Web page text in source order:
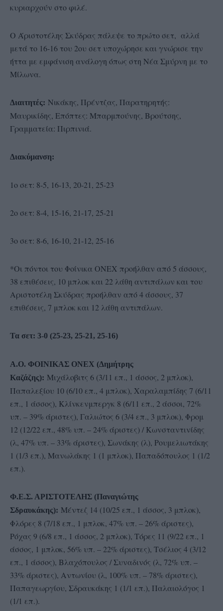
κυριαρχούν στο φιλέ.
Ο Άριστοτέλης Σκύδρας πάλεψε το πρώτο σετ, αλλά
μετά το 16-16 του 2ου σετ υποχώρησε και γνώρισε την
ήττα με εμφάνιση ανάλογη όπως στη Νέα Σμύρνη με το
Μίλωνα.
Διαιτητές: Νικάκης, Πρέντζας, Παρατηρητής:
Μαυρικίδης, Επόπτες: Μπαρμπούνης, Βρούτσης,
Γραμματεία: Πιρπινιά.
Διακύμανση:
1ο σετ: 8-5, 16-13, 20-21, 25-23
2ο σετ: 8-4, 15-16, 21-17, 25-21
3ο σετ: 8-6, 16-10, 21-12, 25-16
*Οι πόντοι του Φοίνικα ΟΝΕΧ προήλθαν από 5 άσσους,
38 επιθέσεις, 10 μπλοκ και 22 λάθη αντιπάλων και του
Αριστοτέλη Σκύδρας προήλθαν από 4 άσσους, 37
επιθέσεις, 7 μπλοκ και 12 λάθη αντιπάλων.
Τα σετ: 3-0 (25-23, 25-21, 25-16)
Α.Ο. ΦΟΙΝΙΚΑΣ ΟΝΕΧ (Δημήτρης
Καζάζης): Μιχάλοβιτς 6 (3/11 επ., 1 άσσος, 2 μπλοκ),
Παπαλεξίου 10 (6/10 επ., 4 μπλοκ), Χαραλαμπίδης 7 (6/11
επ., 1 άσσος), Κλίνκενμπεργκ 8 (6/11 επ., 2 άσσοι, 72%
υπ. – 39% άριστες), Γαλιώτος 6 (3/4 επ., 3 μπλοκ), Φρομ
12 (12/22 επ., 48% υπ. – 24% άριστες) / Κωνσταντινίδης
(λ, 47% υπ. – 33% άριστες), Σωνάκης (λ), Ρουμελιωτάκης
1 (1/3 επ.), Μανωλάκης 1 (1 μπλοκ), Παπαδόπουλος 1 (1/2
επ.).
Φ.Ε.Σ. ΑΡΙΣΤΟΤΕΛΗΣ (Παναγιώτης
Σδραυκάκης): Μέντεζ 14 (10/25 επ., 1 άσσος, 3 μπλοκ),
Φλόρες 8 (7/18 επ., 1 μπλοκ, 47% υπ. – 26% άριστες),
Ρόχας 9 (6/8 επ., 1 άσσος, 2 μπλοκ), Τόρες 11 (9/22 επ., 1
άσσος, 1 μπλοκ, 56% υπ. – 22% άριστες), Τσέλιος 4 (3/12
επ., 1 άσσος), Βλαχόπουλος / Συναδινός (λ, 72% υπ. –
33% άριστες), Αντωνίου (λ, 100% υπ. – 78% άριστες),
Παπαγεωργίου, Σδραυκάκης 1 (1/1 επ.), Παλαιολόγος 1
(1/1 επ.).